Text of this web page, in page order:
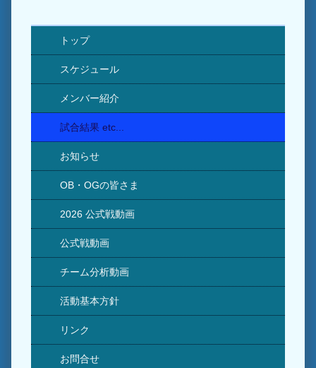
トップ
スケジュール
メンバー紹介
試合結果 etc...
お知らせ
OB・OGの皆さま
2026 公式戦動画
公式戦動画
チーム分析動画
活動基本方針
リンク
お問合せ